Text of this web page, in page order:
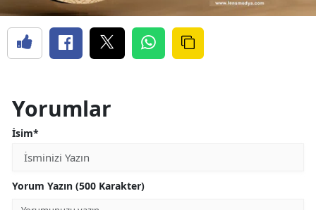
Yorumlar
İsim*
Yorum Yazın (500 Karakter)